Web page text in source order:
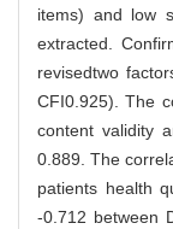
items) and low
extracted.
revisedtwo
CFI0.925). The
content validity
0.889. The
patients health
-0.712 between